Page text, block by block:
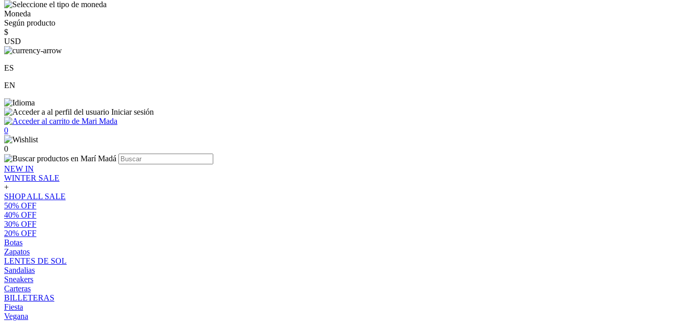
Moneda
Según producto
$
USD
ES
EN
Iniciar sesión
0
0
NEW IN
WINTER SALE
+
SHOP ALL SALE
50% OFF
40% OFF
30% OFF
20% OFF
Botas
Zapatos
LENTES DE SOL
Sandalias
Sneakers
Carteras
BILLETERAS
Fiesta
Vegana